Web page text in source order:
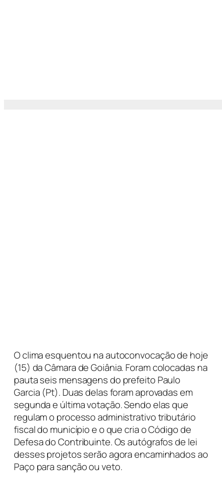
O clima esquentou na autoconvocação de hoje
(15) da Câmara de Goiânia. Foram colocadas na
pauta seis mensagens do prefeito Paulo
Garcia (Pt). Duas delas foram aprovadas em
segunda e última votação. Sendo elas que
regulam o processo administrativo tributário
fiscal do município e o que cria o Código de
Defesa do Contribuinte. Os autógrafos de lei
desses projetos serão agora encaminhados ao
Paço para sanção ou veto.